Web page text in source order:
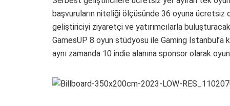
başvuruların niteliği ölçüsünde 36 oyuna
geliştiriciyi ziyaretçi ve yatırımcılarla
GamesUP 8 oyun stüdyosu ile Gaming İstanbul’a
aynı zamanda 10 indie alanına sponsor olarak